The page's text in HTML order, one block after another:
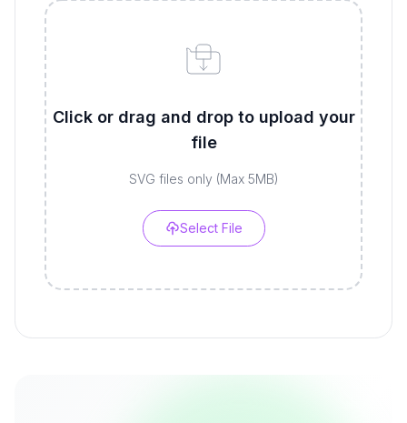
Click or drag and drop to upload your
file
SVG files only (Max 5MB)
Select File